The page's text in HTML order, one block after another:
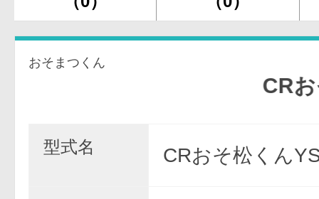
おそまつくん
CRおそ松
型式名 CRおそ松くん